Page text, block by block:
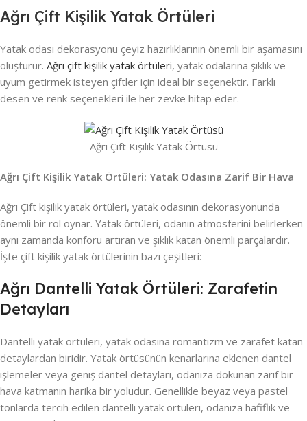
Ağrı Çift Kişilik Yatak Örtüleri
Yatak odası dekorasyonu çeyiz hazırlıklarının önemli bir aşamasını
oluşturur. Ağrı çift kişilik yatak örtüleri, yatak odalarına şıklık ve
uyum getirmek isteyen çiftler için ideal bir seçenektir. Farklı
desen ve renk seçenekleri ile her zevke hitap eder.
Ağrı Çift Kişilik Yatak Örtüsü
Ağrı Çift Kişilik Yatak Örtüleri: Yatak Odasına Zarif Bir Hava
Ağrı Çift kişilik yatak örtüleri, yatak odasının dekorasyonunda
önemli bir rol oynar. Yatak örtüleri, odanın atmosferini belirlerken
aynı zamanda konforu artıran ve şıklık katan önemli parçalardır.
İşte çift kişilik yatak örtülerinin bazı çeşitleri:
Ağrı Dantelli Yatak Örtüleri: Zarafetin
Detayları
Dantelli yatak örtüleri, yatak odasına romantizm ve zarafet katan
detaylardan biridir. Yatak örtüsünün kenarlarına eklenen dantel
işlemeler veya geniş dantel detayları, odanıza dokunan zarif bir
hava katmanın harika bir yoludur. Genellikle beyaz veya pastel
tonlarda tercih edilen dantelli yatak örtüleri, odanıza hafiflik ve